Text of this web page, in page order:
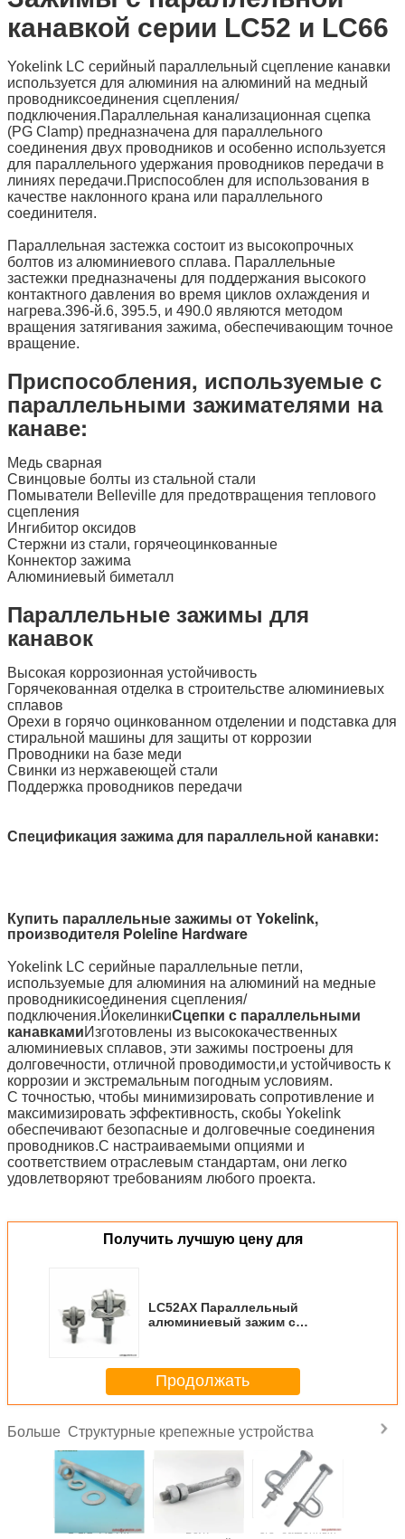
канавкой серии LC52 и LC66
Yokelink LC серийный параллельный сцепление канавки
используется для алюминия на алюминий на медный
проводниксоединения сцепления/
подключения.Параллельная канализационная сцепка
(PG Clamp) предназначена для параллельного
соединения двух проводников и особенно используется
для параллельного удержания проводников передачи в
линиях передачи.Приспособлен для использования в
качестве наклонного крана или параллельного
соединителя.
Параллельная застежка состоит из высокопрочных
болтов из алюминиевого сплава. Параллельные
застежки предназначены для поддержания высокого
контактного давления во время циклов охлаждения и
нагрева.396-й.6, 395.5, и 490.0 являются методом
вращения затягивания зажима, обеспечивающим точное
вращение.
Приспособления, используемые с
параллельными зажимателями на
канаве:
Медь сварная
Свинцовые болты из стальной стали
Помыватели Belleville для предотвращения теплового
сцепления
Ингибитор оксидов
Стержни из стали, горячеоцинкованные
Коннектор зажима
Алюминиевый биметалл
Параллельные зажимы для
канавок
Высокая коррозионная устойчивость
Горячекованная отделка в строительстве алюминиевых
сплавов
Орехи в горячо оцинкованном отделении и подставка для
стиральной машины для защиты от коррозии
Проводники на базе меди
Свинки из нержавеющей стали
Поддержка проводников передачи
Спецификация зажима для параллельной канавки:
Купить параллельные зажимы от Yokelink,
производителя Poleline Hardware
Yokelink LC серийные параллельные петли,
используемые для алюминия на алюминий на медные
проводникисоединения сцепления/
подключения.ЙокелинкиСцепки с параллельными
канавкамиИзготовлены из высококачественных
алюминиевых сплавов, эти зажимы построены для
долговечности, отличной проводимости,и устойчивость к
коррозии и экстремальным погодным условиям.
С точностью, чтобы минимизировать сопротивление и
максимизировать эффективность, скобы Yokelink
обеспечивают безопасные и долговечные соединения
проводников.С настраиваемыми опциями и
соответствием отраслевым стандартам, они легко
удовлетворяют требованиям любого проекта.
Получить лучшую цену для
LC52AX Параллельный
алюминиевый зажим с
Продолжать
Больше Структурные крепежные устройства
1-1/2 "ASTM
Болт
5/8" башенный